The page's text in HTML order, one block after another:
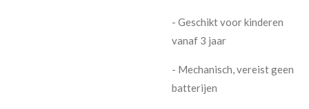
- Geschikt voor kinderen
vanaf 3 jaar
- Mechanisch, vereist geen
batterijen